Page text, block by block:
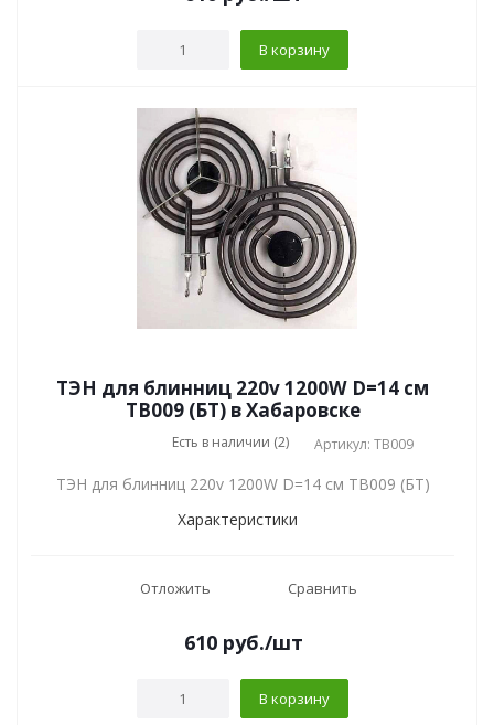
В корзину
ТЭН для блинниц 220v 1200W D=14 см
TB009 (БТ) в Хабаровске
Есть в наличии (2) Артикул: TB009
ТЭН для блинниц 220v 1200W D=14 см TB009 (БТ)
Характеристики
Отложить Сравнить
610руб./шт
В корзину